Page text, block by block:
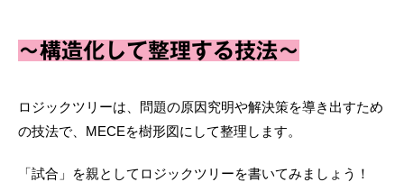
～構造化して整理する技法～
ロジックツリーは、問題の原因究明や解決策を導き出すため
の技法で、MECEを樹形図にして整理します。
「試合」を親としてロジックツリーを書いてみましょう！